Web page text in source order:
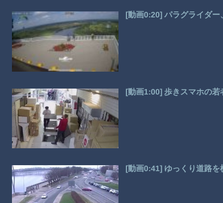
[動画0:20] パラグライダー
[動画1:00] 歩きスマホの若
[動画0:41] ゆっくり道路